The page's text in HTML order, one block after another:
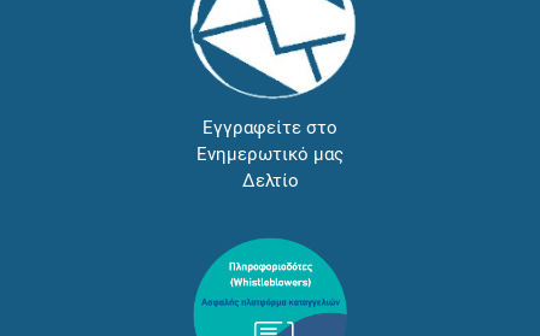
Εγγραφείτε στο
Ενημερωτικό μας
Δελτίο